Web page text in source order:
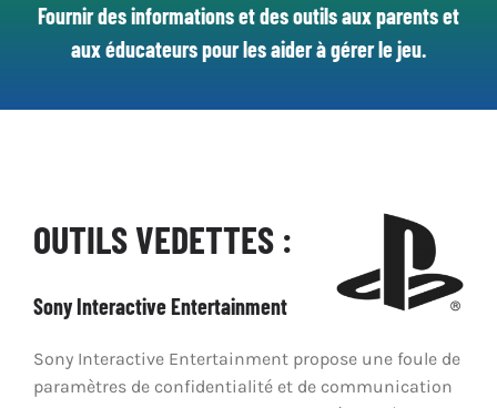
Nouvelles et ressources
Technologies de pointe
Fournir des informations et des outils aux parents et
aux éducateurs pour les aider à gérer le jeu.
OUTILS VEDETTES :
Sony Interactive Entertainment
Sony Interactive Entertainment propose une foule de
paramètres de confidentialité et de communication